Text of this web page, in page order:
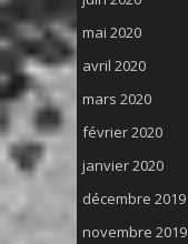
mai 2020
avril 2020
mars 2020
février 2020
janvier 2020
décembre 2019
novembre 2019